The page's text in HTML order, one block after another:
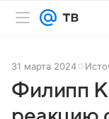
31 марта 2024
Филипп